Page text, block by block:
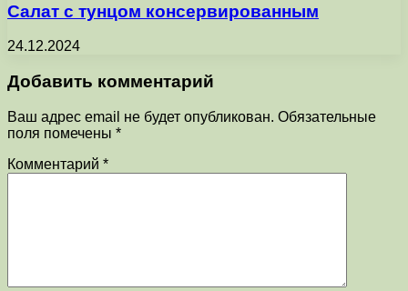
Салат с тунцом консервированным
24.12.2024
Добавить комментарий
Ваш адрес email не будет опубликован. Обязательные
поля помечены *
Комментарий *